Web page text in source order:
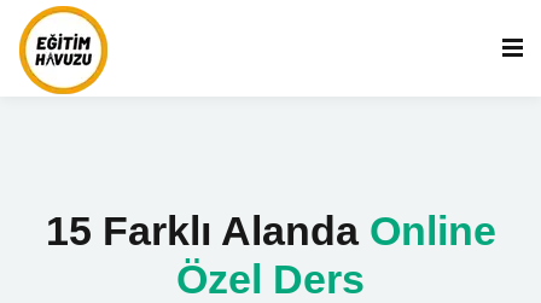
15 Farklı Alanda Online
Özel Ders